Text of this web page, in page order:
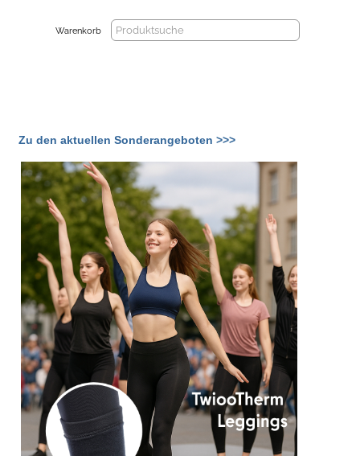
Warenkorb
Zu den aktuellen Sonderangeboten >>>